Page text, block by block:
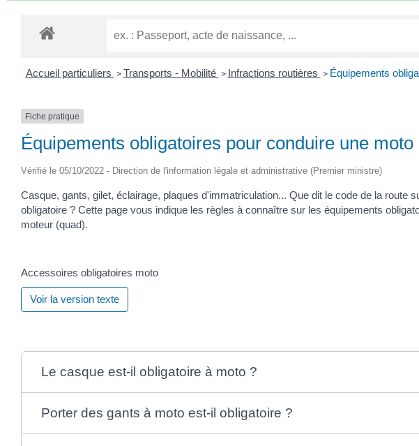
Accueil particuliers > Transports - Mobilité > Infractions routières > Équipements
Fiche pratique
Équipements obligatoires pour conduire une moto
Vérifié le 05/10/2022 - Direction de l'information légale et administrative (Premier ministre)
Casque, gants, gilet, éclairage, plaques d'immatriculation... Que dit le code de la
obligatoire ? Cette page vous indique les règles à connaître sur les équipements
moteur (quad).
Accessoires obligatoires moto
Voir la version texte
Le casque est-il obligatoire à moto ?
Porter des gants à moto est-il obligatoire ?